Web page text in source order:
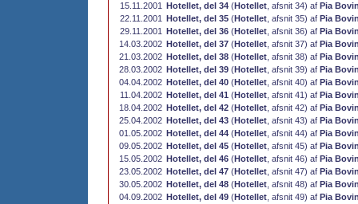
15.11.2001 Hotellet, del 34 (Hotellet , afsnit 34) af Pia
22.11.2001 Hotellet, del 35 (Hotellet , afsnit 35) af Pia
29.11.2001 Hotellet, del 36 (Hotellet , afsnit 36) af Pia
14.03.2002 Hotellet, del 37 (Hotellet , afsnit 37) af Pia
21.03.2002 Hotellet, del 38 (Hotellet , afsnit 38) af Pia
28.03.2002 Hotellet, del 39 (Hotellet , afsnit 39) af Pia
04.04.2002 Hotellet, del 40 (Hotellet , afsnit 40) af Pia
11.04.2002 Hotellet, del 41 (Hotellet , afsnit 41) af Pia
18.04.2002 Hotellet, del 42 (Hotellet , afsnit 42) af Pia
25.04.2002 Hotellet, del 43 (Hotellet , afsnit 43) af Pia
01.05.2002 Hotellet, del 44 (Hotellet , afsnit 44) af Pia
09.05.2002 Hotellet, del 45 (Hotellet , afsnit 45) af Pia
15.05.2002 Hotellet, del 46 (Hotellet , afsnit 46) af Pia
23.05.2002 Hotellet, del 47 (Hotellet , afsnit 47) af Pia
30.05.2002 Hotellet, del 48 (Hotellet , afsnit 48) af Pia
04.09.2002 Hotellet, del 49 (Hotellet , afsnit 49) af Pia